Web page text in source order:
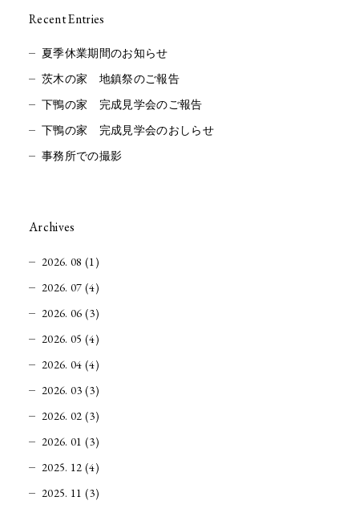
Recent Entries
夏季休業期間のお知らせ
茨木の家 地鎮祭のご報告
下鴨の家 完成見学会のご報告
下鴨の家 完成見学会のおしらせ
事務所での撮影
Archives
2026. 08 (1)
2026. 07 (4)
2026. 06 (3)
2026. 05 (4)
2026. 04 (4)
2026. 03 (3)
2026. 02 (3)
2026. 01 (3)
2025. 12 (4)
2025. 11 (3)